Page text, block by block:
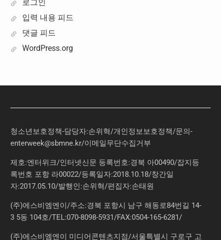
로그인
입력 내용 피드
댓글 피드
WordPress.org
청소년보호정책-담당자:손위혁/개인정보보호정책/문의-
enterweek@sbmne.kr/이메일무단수집거부
제호:엔터위크/인터넷신문 등록번호:경북 아00490/잡지등
록번호 포항 라00022/등록일자:2018.10.18/창간일
자:2017.05.10/발행인:손위혁/편집자:손태원
(주)에스비엠엔이/주소:경북 포항시 남구 해동로84번길 14-
3 5동 104호/TEL:070-8098-5931/FAX:0504-165-6281/
(주)에스비엠엔이 미디어콘텐츠지점/서울특별시 구로구 고